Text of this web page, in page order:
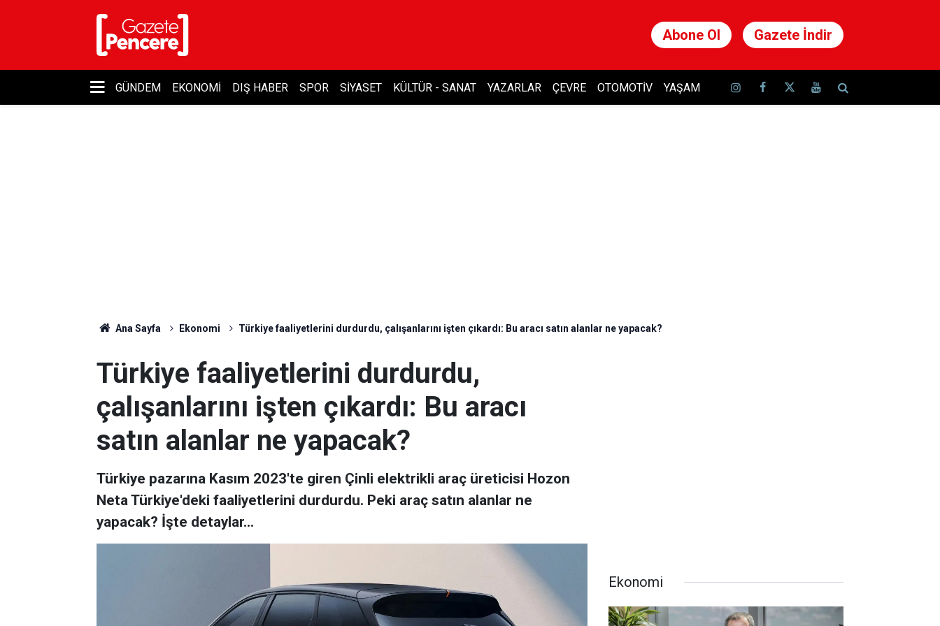
Abone Ol Gazete İndir
GÜNDEM EKONOMI DIŞ HABER SPOR SIYASET KÜLTÜR - SANAT YAZARLAR ÇEVRE OTOMOTIV YAŞAM
Ana Sayfa Ekonomi Türkiye faaliyetlerini durdurdu, çalışanlarını işten çıkardı: Bu aracı satın alanlar ne yapacak?
Türkiye faaliyetlerini durdurdu,
çalışanlarını işten çıkardı: Bu aracı
satın alanlar ne yapacak?
Türkiye pazarına Kasım 2023'te giren Çinli elektrikli araç üreticisi Hozon
Neta Türkiye'deki faaliyetlerini durdurdu. Peki araç satın alanlar ne
yapacak? İşte detaylar...
Ekonomi